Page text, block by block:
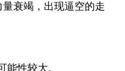
衰竭，出现逼空的走
性较大。